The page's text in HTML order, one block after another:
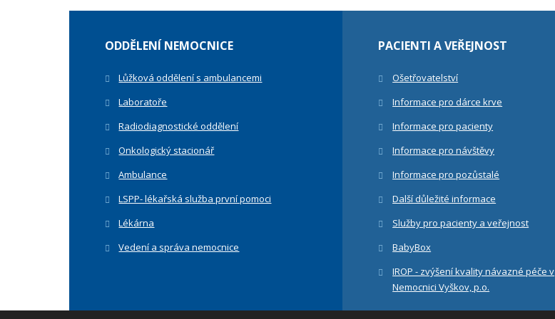
ODDĚLENÍ NEMOCNICE
Lůžková oddělení s ambulancemi
Laboratoře
Radiodiagnostické oddělení
Onkologický stacionář
Ambulance
LSPP- lékařská služba první pomoci
Lékárna
Vedení a správa nemocnice
PACIENTI A VEŘEJNOST
Ošetřovatelství
Informace pro dárce krve
Informace pro pacienty
Informace pro návštěvy
Informace pro pozůstalé
Další důležité informace
Služby pro pacienty a veřejnost
BabyBox
IROP - zvýšení kvality návazné péče v
Nemocnici Vyškov, p.o.